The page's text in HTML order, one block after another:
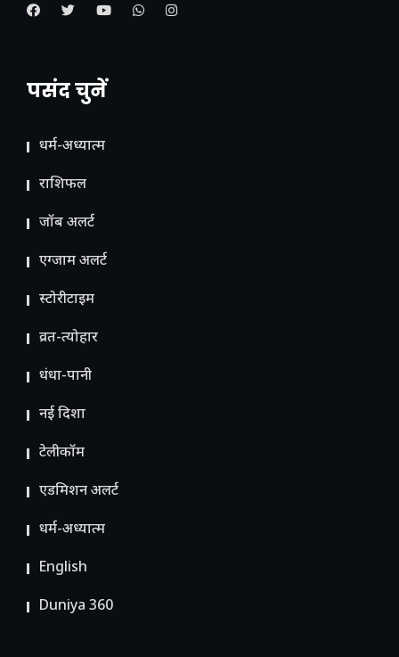
पसंद चुनें
धर्म-अध्यात्म
राशिफल
जॉब अलर्ट
एग्जाम अलर्ट
स्टोरीटाइम
व्रत-त्योहार
धंधा-पानी
नई दिशा
टेलीकॉम
ए​डमिशन अलर्ट
धर्म-अध्यात्म
English
Duniya 360